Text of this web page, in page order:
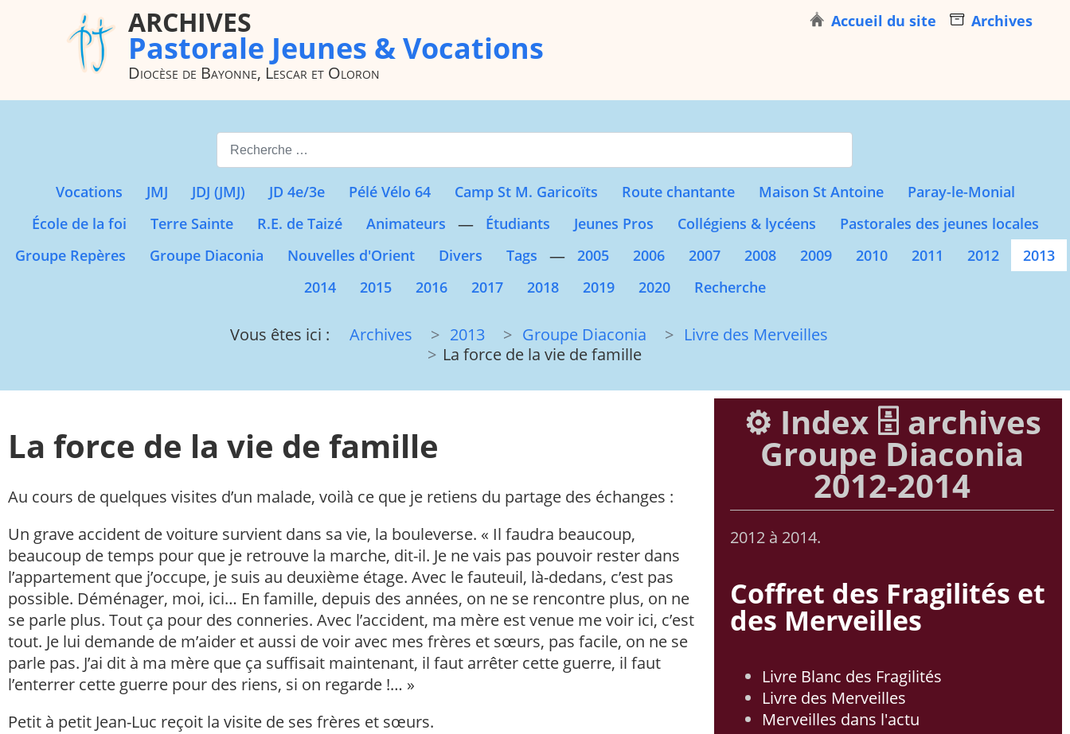
ARCHIVES
Pastorale Jeunes & Vocations
Diocèse de Bayonne, Lescar et Oloron
Accueil du site Archives
Valider
Vocations JMJ JDJ (JMJ) JD 4e/3e Pélé Vélo 64 Camp St M. Garicoïts Route chantante Maison St Antoine
Paray-le-Monial
École de la foi
Terre Sainte R.E. de Taizé Animateurs — Étudiants Jeunes Pros Collégiens & lycéens
Pastorales des jeunes locales
Groupe Repères
Groupe Diaconia Nouvelles d'Orient Divers Tags — 2005 2006 2007 2008 2009 2010 2011 2012
2013
2014
2015 2016 2017 2018 2019 2020 Recherche
Vous êtes ici : Archives 2013 Groupe Diaconia
Livre des Merveilles
La force de la vie de famille
La force de la vie de famille
Au cours de quelques visites d’un malade, voilà ce que je retiens du partage des échanges :
Un grave accident de voiture survient dans sa vie, la bouleverse. « Il faudra beaucoup,
beaucoup de temps pour que je retrouve la marche, dit-il. Je ne vais pas pouvoir rester dans
l’appartement que j’occupe, je suis au deuxième étage. Avec le fauteuil, là-dedans, c’est pas
possible. Déménager, moi, ici… En famille, depuis des années, on ne se rencontre plus, on ne
se parle plus. Tout ça pour des conneries. Avec l’accident, ma mère est venue me voir ici, c’est
tout. Je lui demande de m’aider et aussi de voir avec mes frères et sœurs, pas facile, on ne se
parle pas. J’ai dit à ma mère que ça suffisait maintenant, il faut arrêter cette guerre, il faut
l’enterrer cette guerre pour des riens, si on regarde !… »
Petit à petit Jean-Luc reçoit la visite de ses frères et sœurs.
⚙️ Index 🗄️ archives
Groupe Diaconia
2012-2014
2012 à 2014.
Coffret des Fragilités et
des Merveilles
Livre Blanc des Fragilités
Livre des Merveilles
Merveilles dans l'actu